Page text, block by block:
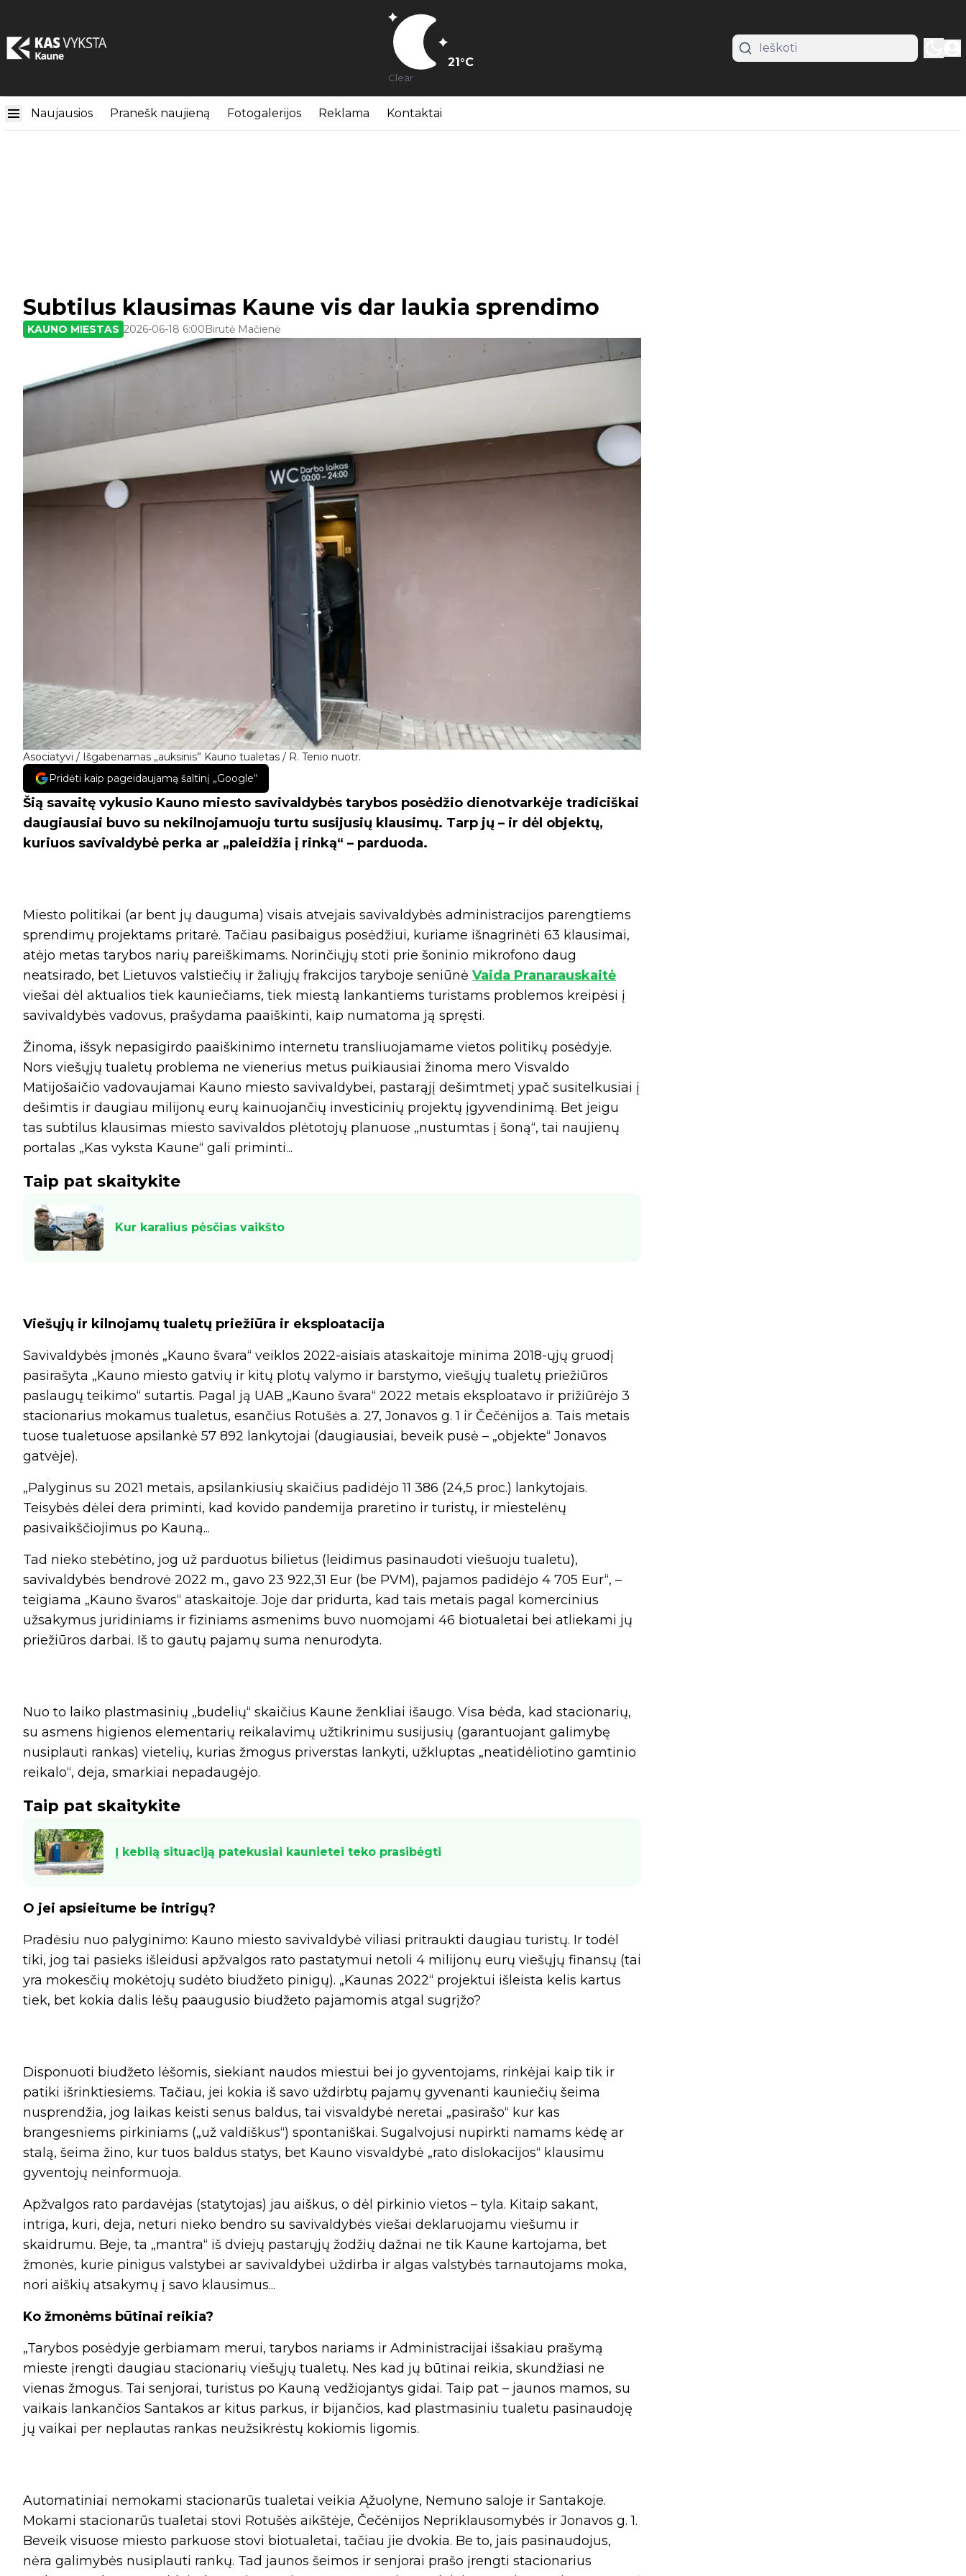
21°C
Clear
Naujausios Pranešk naujieną Fotogalerijos Reklama Kontaktai
Asociatyvi / Išgabenamas „auksinis” Kauno tualetas / R. Tenio nuotr.
Subtilus klausimas Kaune vis dar laukia sprendimo
KAUNO MIESTAS 2026-06-18 6:00Birutė Mačienė
Pridėti kaip pageidaujamą šaltinį „Google“
Šią savaitę vykusio Kauno miesto savivaldybės tarybos posėdžio dienotvarkėje tradiciškai
daugiausiai buvo su nekilnojamuoju turtu susijusių klausimų. Tarp jų – ir dėl objektų,
kuriuos savivaldybė perka ar „paleidžia į rinką“ – parduoda.
Miesto politikai (ar bent jų dauguma) visais atvejais savivaldybės administracijos parengtiems
sprendimų projektams pritarė. Tačiau pasibaigus posėdžiui, kuriame išnagrinėti 63 klausimai,
atėjo metas tarybos narių pareiškimams. Norinčiųjų stoti prie šoninio mikrofono daug
neatsirado, bet Lietuvos valstiečių ir žaliųjų frakcijos taryboje seniūnė Vaida Pranarauskaitė
viešai dėl aktualios tiek kauniečiams, tiek miestą lankantiems turistams problemos kreipėsi į
savivaldybės vadovus, prašydama paaiškinti, kaip numatoma ją spręsti.
Žinoma, išsyk nepasigirdo paaiškinimo internetu transliuojamame vietos politikų posėdyje.
Nors viešųjų tualetų problema ne vienerius metus puikiausiai žinoma mero Visvaldo
Matijošaičio vadovaujamai Kauno miesto savivaldybei, pastarąjį dešimtmetį ypač susitelkusiai į
dešimtis ir daugiau milijonų eurų kainuojančių investicinių projektų įgyvendinimą. Bet jeigu
tas subtilus klausimas miesto savivaldos plėtotojų planuose „nustumtas į šoną“, tai naujienų
portalas „Kas vyksta Kaune“ gali priminti...
Taip pat skaitykite
Kur karalius pėsčias vaikšto
Viešųjų ir kilnojamų tualetų priežiūra ir eksploatacija
Savivaldybės įmonės „Kauno švara“ veiklos 2022-aisiais ataskaitoje minima 2018-ųjų gruodį
pasirašyta „Kauno miesto gatvių ir kitų plotų valymo ir barstymo, viešųjų tualetų priežiūros
paslaugų teikimo“ sutartis. Pagal ją UAB „Kauno švara“ 2022 metais eksploatavo ir prižiūrėjo 3
stacionarius mokamus tualetus, esančius Rotušės a. 27, Jonavos g. 1 ir Čečėnijos a. Tais metais
tuose tualetuose apsilankė 57 892 lankytojai (daugiausiai, beveik pusė – „objekte“ Jonavos
gatvėje).
„Palyginus su 2021 metais, apsilankiusių skaičius padidėjo 11 386 (24,5 proc.) lankytojais.
Teisybės dėlei dera priminti, kad kovido pandemija praretino ir turistų, ir miestelėnų
pasivaikščiojimus po Kauną...
Tad nieko stebėtino, jog už parduotus bilietus (leidimus pasinaudoti viešuoju tualetu),
savivaldybės bendrovė 2022 m., gavo 23 922,31 Eur (be PVM), pajamos padidėjo 4 705 Eur“, –
teigiama „Kauno švaros“ ataskaitoje. Joje dar pridurta, kad tais metais pagal komercinius
užsakymus juridiniams ir fiziniams asmenims buvo nuomojami 46 biotualetai bei atliekami jų
priežiūros darbai. Iš to gautų pajamų suma nenurodyta.
Nuo to laiko plastmasinių „budelių“ skaičius Kaune ženkliai išaugo. Visa bėda, kad stacionarių,
su asmens higienos elementarių reikalavimų užtikrinimu susijusių (garantuojant galimybę
nusiplauti rankas) vietelių, kurias žmogus priverstas lankyti, užkluptas „neatidėliotino gamtinio
reikalo“, deja, smarkiai nepadaugėjo.
Taip pat skaitykite
Į keblią situaciją patekusiai kaunietei teko prasibėgti
O jei apsieitume be intrigų?
Pradėsiu nuo palyginimo: Kauno miesto savivaldybė viliasi pritraukti daugiau turistų. Ir todėl
tiki, jog tai pasieks išleidusi apžvalgos rato pastatymui netoli 4 milijonų eurų viešųjų finansų (tai
yra mokesčių mokėtojų sudėto biudžeto pinigų). „Kaunas 2022“ projektui išleista kelis kartus
tiek, bet kokia dalis lėšų paaugusio biudžeto pajamomis atgal sugrįžo?
Disponuoti biudžeto lėšomis, siekiant naudos miestui bei jo gyventojams, rinkėjai kaip tik ir
patiki išrinktiesiems. Tačiau, jei kokia iš savo uždirbtų pajamų gyvenanti kauniečių šeima
nusprendžia, jog laikas keisti senus baldus, tai visvaldybė neretai „pasirašo“ kur kas
brangesniems pirkiniams („už valdiškus“) spontaniškai. Sugalvojusi nupirkti namams kėdę ar
stalą, šeima žino, kur tuos baldus statys, bet Kauno visvaldybė „rato dislokacijos“ klausimu
gyventojų neinformuoja.
Apžvalgos rato pardavėjas (statytojas) jau aiškus, o dėl pirkinio vietos – tyla. Kitaip sakant,
intriga, kuri, deja, neturi nieko bendro su savivaldybės viešai deklaruojamu viešumu ir
skaidrumu. Beje, ta „mantra“ iš dviejų pastarųjų žodžių dažnai ne tik Kaune kartojama, bet
žmonės, kurie pinigus valstybei ar savivaldybei uždirba ir algas valstybės tarnautojams moka,
nori aiškių atsakymų į savo klausimus...
Ko žmonėms būtinai reikia?
„Tarybos posėdyje gerbiamam merui, tarybos nariams ir Administracijai išsakiau prašymą
mieste įrengti daugiau stacionarių viešųjų tualetų. Nes kad jų būtinai reikia, skundžiasi ne
vienas žmogus. Tai senjorai, turistus po Kauną vedžiojantys gidai. Taip pat – jaunos mamos, su
vaikais lankančios Santakos ar kitus parkus, ir bijančios, kad plastmasiniu tualetu pasinaudoję
jų vaikai per neplautas rankas neužsikrėstų kokiomis ligomis.
Automatiniai nemokami stacionarūs tualetai veikia Ąžuolyne, Nemuno saloje ir Santakoje.
Mokami stacionarūs tualetai stovi Rotušės aikštėje, Čečėnijos Nepriklausomybės ir Jonavos g. 1.
Beveik visuose miesto parkuose stovi biotualetai, tačiau jie dvokia. Be to, jais pasinaudojus,
nėra galimybės nusiplauti rankų. Tad jaunos šeimos ir senjorai prašo įrengti stacionarius